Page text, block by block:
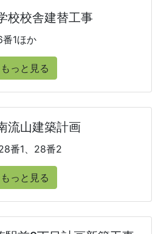
校校舎建替工事
1ほか
もっと見る
流山建築計画
番1、28番2
もっと見る